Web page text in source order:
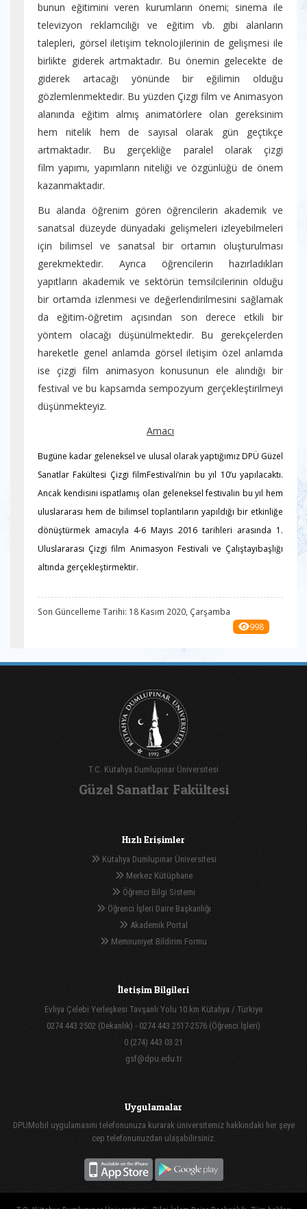
bunun eğitimini veren kurumların önemi; sinema ile
televizyon reklamcılığı ve eğitim vb. gibi alanların
talepleri, görsel iletişim teknolojilerinin de gelişmesi ile
birlikte giderek artmaktadır. Bu önemin gelecekte de
giderek artacağı yönünde bir eğilimin olduğu
gözlemlenmektedir. Bu yüzden Çizgi film ve Animasyon
alanında eğitim almış animatörlere olan gereksinim
hem nitelik hem de sayısal olarak gün geçtikçe
artmaktadır. Bu gerçekliğe paralel olarak çizgi
film yapımı, yapımların niteliği ve özgünlüğü de önem
kazanmaktadır.
Bu alanda öğrenim gören öğrencilerin akademik ve
sanatsal düzeyde dünyadaki gelişmeleri izleyebilmeleri
için bilimsel ve sanatsal bir ortamın oluşturulması
gerekmektedir. Ayrıca öğrencilerin hazırladıkları
yapıtların akademik ve sektörün temsilcilerinin olduğu
bir ortamda izlenmesi ve değerlendirilmesini sağlamak
da eğitim-öğretim açısından son derece etkili bir
yöntem olacağı düşünülmektedir. Bu gerekçelerden
hareketle genel anlamda görsel iletişim özel anlamda
ise çizgi film animasyon konusunun ele alındığı bir
festival ve bu kapsamda sempozyum gerçekleştirilmeyi
düşünmekteyiz.
Amacı
Bugüne kadar geleneksel ve ulusal olarak yaptığımız DPÜ Güzel
Sanatlar Fakültesi Çizgi filmFestivali’nin bu yıl 10’u yapılacaktı.
Ancak kendisini ispatlamış olan geleneksel festivalin bu yıl hem
uluslararası hem de bilimsel toplantıların yapıldığı bir etkinliğe
dönüştürmek amacıyla 4-6 Mayıs 2016 tarihleri arasında 1.
Uluslararası Çizgi film Animasyon Festivali ve Çalıştayıbaşlığı
altında gerçekleştirmektir.
Son Güncelleme Tarihi: 18 Kasım 2020, Çarşamba
998
T.C. Kütahya Dumlupınar Üniversitesi
Güzel Sanatlar Fakültesi
Hızlı Erişimler
Kütahya Dumlupınar Üniversitesi
Merkez Kütüphane
Öğrenci Bilgi Sistemi
Öğrenci İşleri Daire Başkanlığı
Akademik Portal
Memnuniyet Bildirim Formu
İletişim Bilgileri
Evliya Çelebi Yerleşkesi Tavşanlı Yolu 10.km Kütahya / Türkiye
0274 443 2502 (Dekanlık) - 0274 443 2517-2576 (Öğrenci İşleri)
0 (274) 443 03 21
gsf@dpu.edu.tr
Uygulamalar
DPUMobil uygulamasını telefonunuza kurarak üniversitemiz hakkındaki her şeye
cep telefonunuzdan ulaşabilirsiniz.